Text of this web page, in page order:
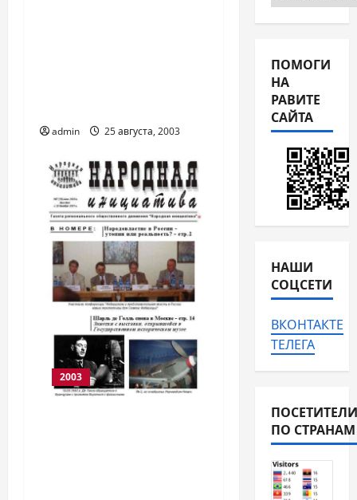
admin 25 августа, 2003
2003
ПОМОГИ
НА
РАВИТЕ
САЙТА
НАШИ
СОЦСЕТИ
ВКОНТАКТЕ
ТЕЛЕГА
ПОСЕТИТЕЛИ
ПО СТРАНАМ